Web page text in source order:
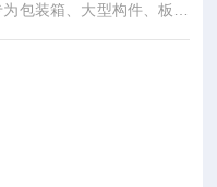
包装箱、大型构件、板材
口高刚性框架设计，可完
家具、汽车等行业，是工
。